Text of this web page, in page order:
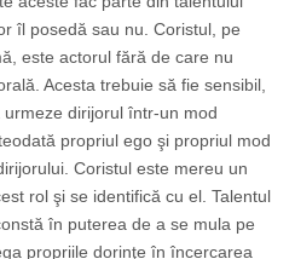
îl posedă sau nu. Coristul, pe
este actorul fără de care nu
Acesta trebuie să fie sensibil,
dirijorul într-un mod
propriul ego şi propriul mod
Coristul este mereu un
rol şi se identifică cu el. Talentul
în puterea de a se mula pe
propriile dorinţe în încercarea